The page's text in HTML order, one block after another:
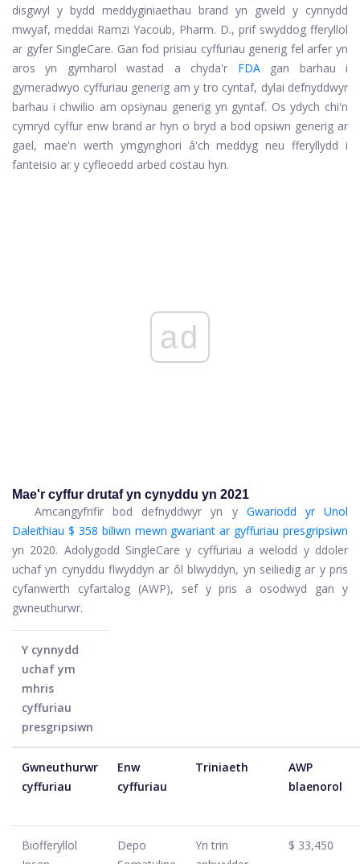
disgwyl y bydd meddyginiaethau brand yn gweld y cynnydd
mwyaf, meddai Ramzi Yacoub, Pharm. D., prif swyddog fferyllol
ar gyfer SingleCare. Gan fod prisiau cyffuriau generig fel arfer yn
aros yn gymharol wastad a chyda'r
FDA
gan barhau i
gymeradwyo cyffuriau generig am y tro cyntaf, dylai defnyddwyr
barhau i chwilio am opsiynau generig yn gyntaf. Os ydych chi'n
cymryd cyffur enw brand ar hyn o bryd a bod opsiwn generig ar
gael, mae'n werth ymgynghori â'ch meddyg neu fferyllydd i
fanteisio ar y cyfleoedd arbed costau hyn.
ad
Mae'r cyffur drutaf yn cynyddu yn 2021
Amcangyfrifir bod defnyddwyr yn y
Gwariodd yr Unol
Daleithiau $ 358 biliwn mewn gwariant ar gyffuriau presgripsiwn
yn 2020. Adolygodd SingleCare y cyffuriau a welodd y ddoler
uchaf yn cynyddu flwyddyn ar ôl blwyddyn, yn seiliedig ar y pris
cyfanwerth cyfartalog (AWP), sef y pris a osodwyd gan y
gwneuthurwr.
Y cynnydd
uchaf ym
mhris
cyffuriau
presgripsiwn
Gwneuthurwr
cyffuriau
Enw
cyffuriau
Triniaeth
AWP
blaenorol
Biofferyllol
Depo
Yn trin
$ 33,450